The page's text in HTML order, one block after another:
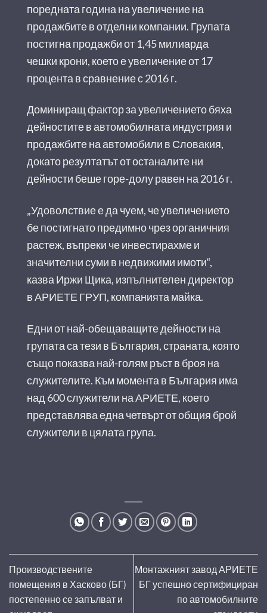
поредната година на увеличение на
продажбите в отделни компании. Групата
постигна продажби от 1,45 милиарда
чешки крони, което е увеличение от 17
процента в сравнение с 2016 г.
Доминиращ фактор за увеличението бяха
дейностите в автомобилната индустрия и
продажбите на автомобили в Словакия,
докато резултатът от останалите ни
дейности беше горе-долу равен на 2016 г.
„Удоволствие е да чуем, че увеличението
бе постигнато предимно чрез органичния
растеж, въпреки че инвестирахме и
значителни суми в недвижими имоти“,
казва Иржи Щика, изпълнителен директор
в АРИЕТЕ ГРУП, компанията майка.
Едни от най-обещаващите дейности на
групата са тези в България, страната, която
също показва най-голям ръст в броя на
служителите. Към момента в България има
над 600 служители на АРИЕТЕ, което
представлява една четвърт от общия брой
служители в цялата група.
Производствените
помещения в Хасково (БГ)
постепенно се запълват и
Монтажният завод АРИЕТЕ
БГ успешно сертифициран
по автомобилните